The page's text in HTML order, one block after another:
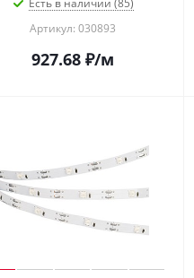
Есть в наличии (85)
Артикул: 030893
927.68₽/м